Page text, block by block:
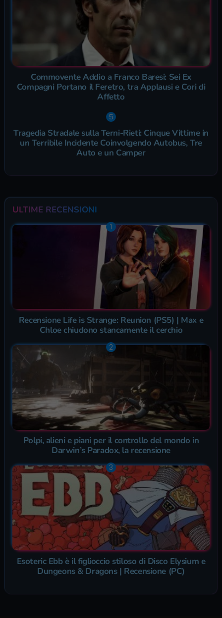
Commovente Addio a Franco Baresi: Sei Ex
Compagni Portano il Feretro, tra Applausi e Cori di
Affetto
Tragedia Stradale sulla Terni-Rieti: Cinque Vittime in
un Terribile Incidente Coinvolgendo Autobus, Tre
Auto e un Camper
ULTIME RECENSIONI
Recensione Life is Strange: Reunion (PS5) | Max e
Chloe chiudono stancamente il cerchio
Polpi, alieni e piani per il controllo del mondo in
Darwin’s Paradox, la recensione
Esoteric Ebb è il figlioccio stiloso di Disco Elysium e
Dungeons & Dragons | Recensione (PC)